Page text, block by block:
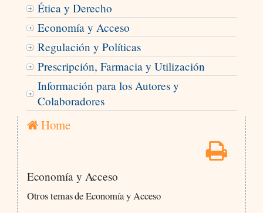
Ética y Derecho
Economía y Acceso
Regulación y Políticas
Prescripción, Farmacia y Utilización
Información para los Autores y
Colaboradores
Home
Economía y Acceso
Otros temas de Economía y Acceso